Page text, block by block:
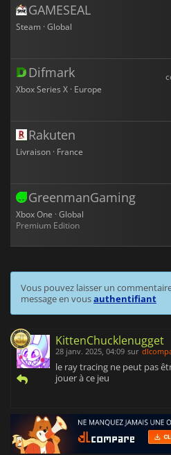
GAMESEAL
Steam · Global
Difmark
Xbox Series X · Europe
Rakuten
Livraison · France
GreenmanGaming
Xbox One · Global
Premium Edition
Vous pouvez laisser un
message en vousauthentifiant
KittenChucklenugget
28 janv. 2025, 04:09 sur
le ray tracing ne peut pas
jouer à ce jeu